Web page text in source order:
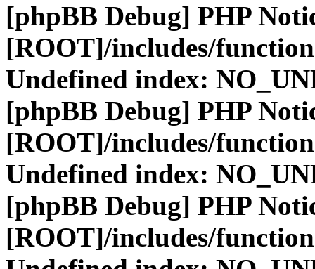
[phpBB Debug] PHP
[ROOT]/includes/
Undefined index:
[phpBB Debug] PHP
[ROOT]/includes/
Undefined index:
[phpBB Debug] PHP
[ROOT]/includes/